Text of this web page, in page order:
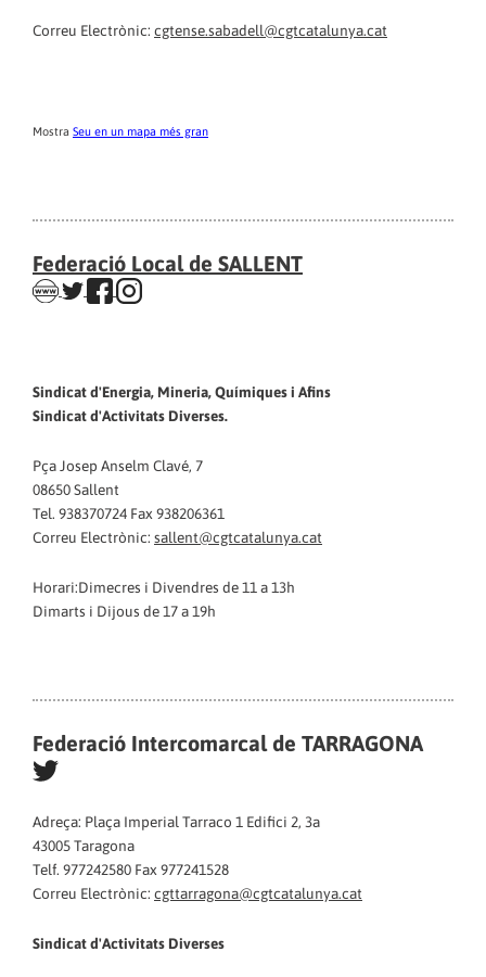
Correu Electrònic: cgtense.sabadell@cgtcatalunya.cat
Mostra Seu en un mapa més gran
Federació Local de SALLENT
Sindicat d'Energia, Mineria, Químiques i Afins
Sindicat d'Activitats Diverses.
Pça Josep Anselm Clavé, 7
08650 Sallent
Tel. 938370724 Fax 938206361
Correu Electrònic: sallent@cgtcatalunya.cat
Horari:Dimecres i Divendres de 11 a 13h
Dimarts i Dijous de 17 a 19h
Federació Intercomarcal de TARRAGONA
Adreça: Plaça Imperial Tarraco 1 Edifici 2, 3a
43005 Taragona
Telf. 977242580 Fax 977241528
Correu Electrònic: cgttarragona@cgtcatalunya.cat
Sindicat d'Activitats Diverses